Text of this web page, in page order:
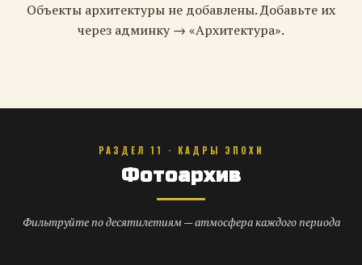
Объекты архитектуры не добавлены. Добавьте их
через админку → «Архитектура».
РАЗДЕЛ 11 · КАДРЫ ЭПОХИ
Фотоархив
Фильтруйте по десятилетиям — атмосфера каждого периода